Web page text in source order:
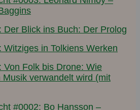
Der Blick ins Buch: Der Prolog
Witziges in Tolkiens Werken
Von Folk bis Drone: Wie
Musik verwandelt wird (mit
#0002: Bo Hansson –